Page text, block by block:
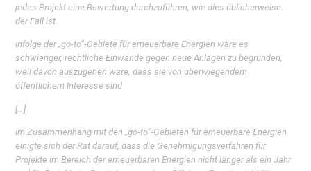
jedes Projekt eine Bewertung durchzuführen, wie dies üblicherweise
der Fall ist.
Infolge der „go-to“-Gebiete für erneuerbare Energien wäre es
schwieriger, rechtliche Einwände gegen neue Anlagen zu begründen,
weil davon auszugehen wäre, dass sie von überwiegendem
öffentlichem Interesse sind
[…]
Im Zusammenhang mit den „go-to“-Gebieten für erneuerbare Energien
einigte sich der Rat darauf, dass die Genehmigungsverfahren für
Projekte im Bereich der erneuerbaren Energien nicht länger als ein Jahr